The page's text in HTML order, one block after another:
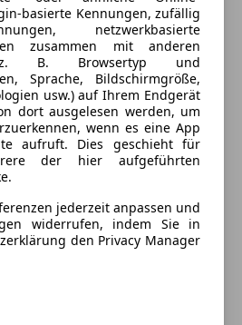
hinten
vorne
Schwarz
Metallic
basierte Kennungen, zufällig
netzwerkbasierte
zusammen mit anderen
(z. B. Browsertyp und
Sprache, Bildschirmgröße,
usw.) auf Ihrem Endgerät
dort ausgelesen werden, um
wenn es eine App
aufruft. Dies geschieht für
der hier aufgeführten
jederzeit anpassen und
widerrufen, indem Sie in
den Privacy Manager